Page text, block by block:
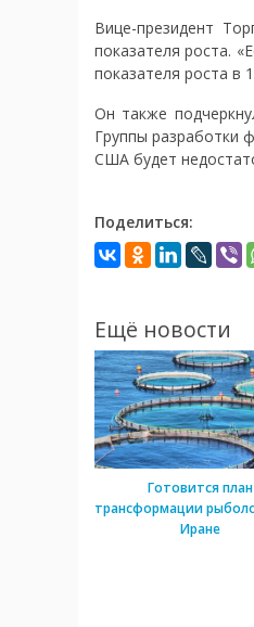
Вице-президент
показателя роста.
показателя роста в
Он также
Группы разработки
США будет
Поделиться:
Ещё новости
Готовится план
трансформации
Иране